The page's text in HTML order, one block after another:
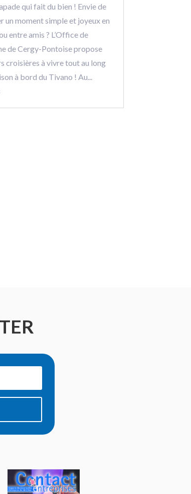
qui fait du bien ! Envie de
un moment simple et joyeux en
entre amis ? L’Office de
de Cergy-Pontoise propose
croisières à vivre tout au long
à bord du Tivano ! Au...